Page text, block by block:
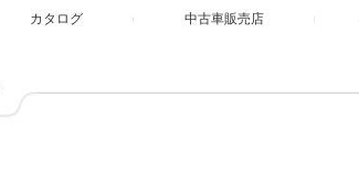
カタログ 中古車販売店